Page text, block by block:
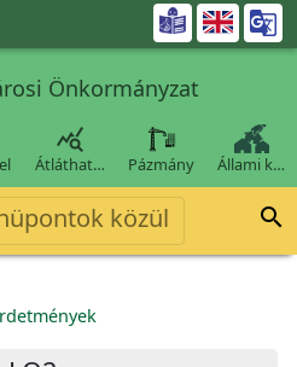

Önkormányzat

Átláthat… Pázmány Állami k…
közül 